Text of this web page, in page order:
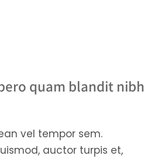
quam blandit nibh
vel tempor sem.
auctor turpis et,